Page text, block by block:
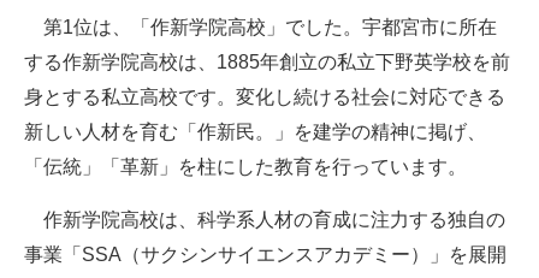
電子設計の基本と応用
エネルギーの専門メディア
建設×テクノロジーの最前線
ちょっと気になるネットの話題
第1位は、「作新学院高校」でした。宇都宮市に所在
する作新学院高校は、1885年創立の私立下野英学校を前
身とする私立高校です。変化し続ける社会に対応できる
新しい人材を育む「作新民。」を建学の精神に掲げ、
「伝統」「革新」を柱にした教育を行っています。
作新学院高校は、科学系人材の育成に注力する独自の
事業「SSA（サクシンサイエンスアカデミー）」を展開